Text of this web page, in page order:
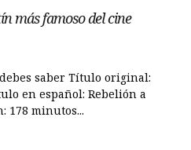
más famoso del cine
saber Título original:
en español: Rebelión a
178 minutos...